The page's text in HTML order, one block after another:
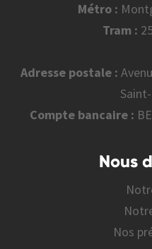
Métro :
Tram :
Adresse postale :
Compte bancaire :
Nous
Nos